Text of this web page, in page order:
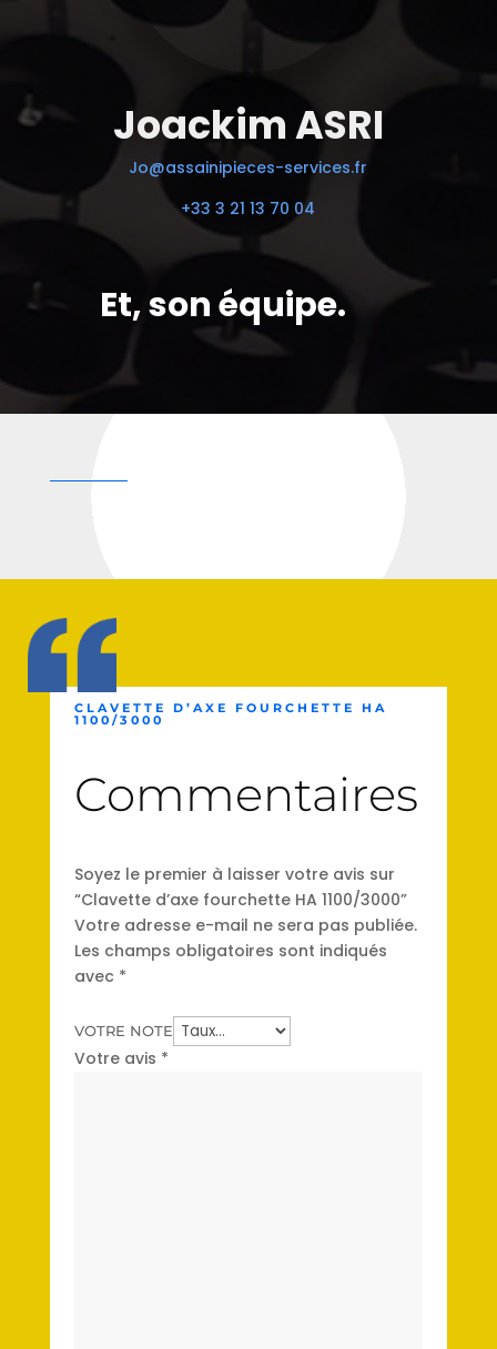
Joackim ASRI
Jo@assainipieces-services.fr
+33 3 21 13 70 04
Et, son équipe.
CLAVETTE D’AXE FOURCHETTE HA
1100/3000
Commentaires
Soyez le premier à laisser votre avis sur
“Clavette d’axe fourchette HA 1100/3000”
Votre adresse e-mail ne sera pas publiée.
Les champs obligatoires sont indiqués
avec *
VOTRE NOTE
Votre avis *